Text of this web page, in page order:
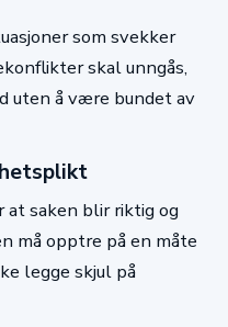
som svekker
skal unngås,
uten å være bundet av
at saken blir riktig og
må opptre på en måte
legge skjul på